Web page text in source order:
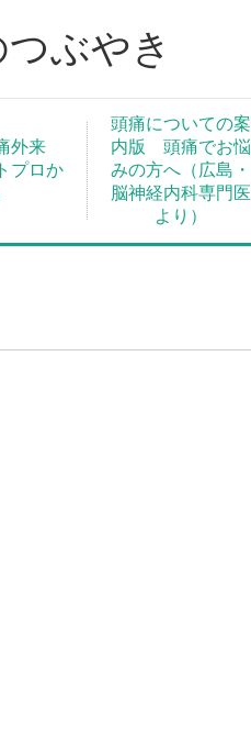
ぶやき
外来
プロか
頭痛についての案
内版 頭痛でお悩
みの方へ（広島・
脳神経内科専門医
より）